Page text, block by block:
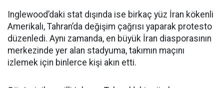
Inglewood’daki stat dışında ise birkaç yüz İran kökenli
Amerikalı, Tahran’da değişim çağrısı yaparak protesto
düzenledi. Aynı zamanda, en büyük İran diasporasının
merkezinde yer alan stadyuma, takımın maçını
izlemek için binlerce kişi akın etti.